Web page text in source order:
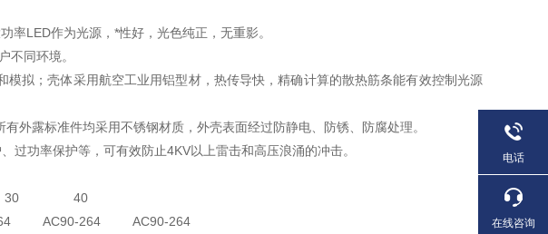
率LED作为光源，*性好，光色纯正，无重影。
不同环境。
拟；壳体采用航空工业用铝型材，热传导快，精确计算的散热筋条能有效控制光源
外露标准件均采用不锈钢材质，外壳表面经过防静电、防锈、防腐处理。
过功率保护等，可有效防止4KV以上雷击和高压浪涌的冲击。
20 30 40
AC90-264 AC90-264
电话
在线咨询